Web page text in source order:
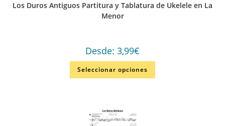
Los Duros Antiguos Partitura y Tablatura de Ukelele en La
Menor
Desde: 3,99€
Seleccionar opciones